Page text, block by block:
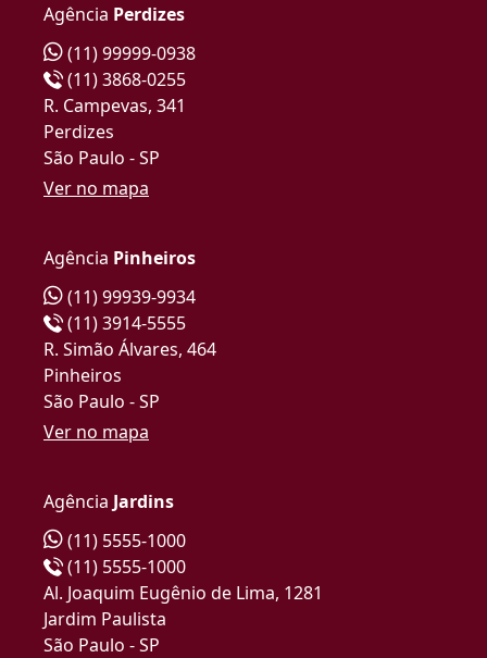
Agência Perdizes
(11) 99999-0938
(11) 3868-0255
R. Campevas, 341
Perdizes
São Paulo - SP
Ver no mapa
Agência Pinheiros
(11) 99939-9934
(11) 3914-5555
R. Simão Álvares, 464
Pinheiros
São Paulo - SP
Ver no mapa
Agência Jardins
(11) 5555-1000
(11) 5555-1000
Al. Joaquim Eugênio de Lima, 1281
Jardim Paulista
São Paulo - SP